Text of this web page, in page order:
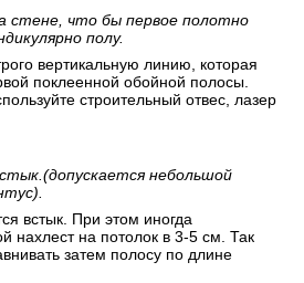
стене, что бы первое полотно
полу.
вертикальную линию, которая
поклеенной обойной полосы.
строительный отвес, лазер
небольшой
встык. При этом иногда
нахлест на потолок в 3-5 см. Так
затем полосу по длине